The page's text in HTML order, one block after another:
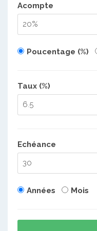
Acompte
Poucentage (%)
Taux (%)
Echéance
Années Mois